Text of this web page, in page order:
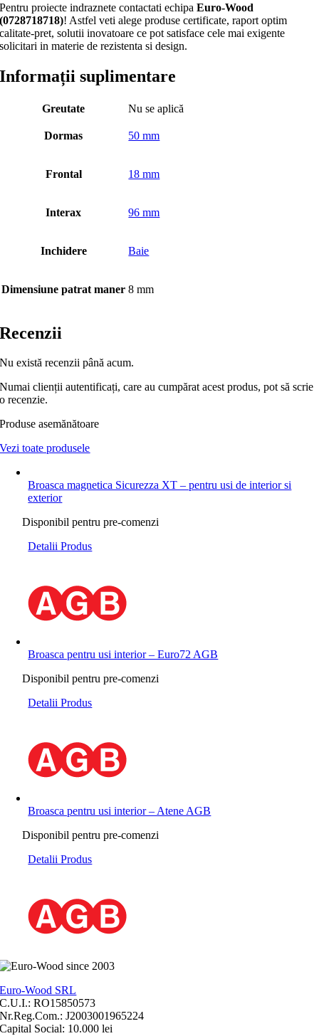
Pentru proiecte indraznete contactati echipaEuro-Wood
(0728718718)! Astfel veti alege produse certificate, raport optim
calitate-pret, solutii inovatoare ce pot satisface cele mai exigente
solicitari in materie de rezistenta si design.
Informații suplimentare
Greutate Nu se aplică
Dormas 50 mm
Frontal 18 mm
Interax 96 mm
Inchidere Baie
Dimensiune patrat maner 8 mm
Recenzii
Nu există recenzii până acum.
Numai clienții autentificați, care au cumpărat acest produs, pot să scrie
o recenzie.
Produse asemănătoare
Vezi toate produsele
Broasca magnetica Sicurezza XT – pentru usi de interior si
exterior
Disponibil pentru pre-comenzi
Detalii Produs
Broasca pentru usi interior – Euro72 AGB
Disponibil pentru pre-comenzi
Detalii Produs
Broasca pentru usi interior – Atene AGB
Disponibil pentru pre-comenzi
Detalii Produs
Euro-Wood SRL
C.U.I.: RO15850573
Nr.Reg.Com.: J2003001965224
Capital Social: 10.000 lei